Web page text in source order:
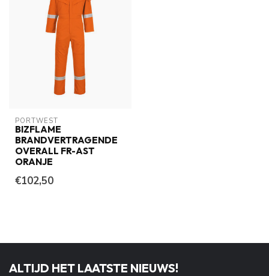
PORTWEST
BIZFLAME
BRANDVERTRAGENDE
OVERALL FR-AST
ORANJE
€102,50
ALTIJD HET LAATSTE NIEUWS!